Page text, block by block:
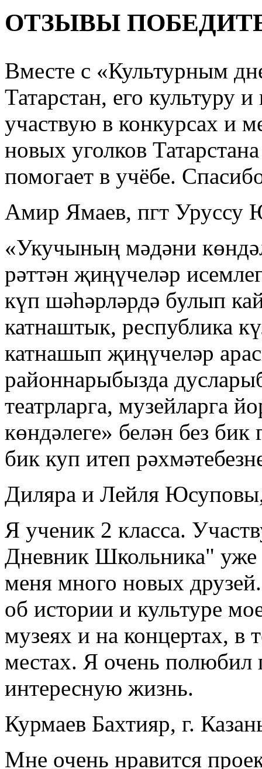
ОТЗЫВЫ
Вместе с «Культурным
Татарстан, его культуру
участвую в конкурсах и
новых уголков
помогает в учёбе.
Амир Ямаев, пгт Уруссу
«Укучының мәдәни
рәттән җиңүчеләр
күп шәһәрләрдә булып
катнаштык, республика
катнашып җиңүчеләр
районнарыбызда
театрларга, музейларга
көндәлеге» белән без
бик куп итеп
Диляра и Лейля
Я ученик 2 класса.
Дневник Школьника"
меня много новых
об истории и культуре
музеях и на концертах, в
местах. Я очень
интересную жизнь.
Курмаев Бахтияр, г.
Мне очень нравится